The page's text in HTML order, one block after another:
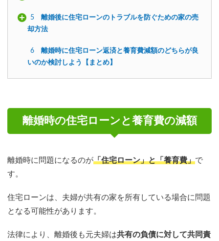
5
離婚後に住宅ローンのトラブルを防ぐための家の売
却方法
6
離婚時に住宅ローン返済と養育費減額のどちらが良
いのか検討しよう【まとめ】
離婚時の住宅ローンと養育費の減額
離婚時に問題になるのが「住宅ローン」と「養育費」で
す。
住宅ローンは、夫婦が共有の家を所有している場合に問題
となる可能性があります。
法律により、離婚後も元夫婦は共有の負債に対して共同責